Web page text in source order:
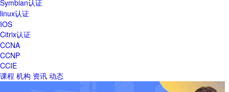
Symbian认证
linux认证
IOS
Citrix认证
CCNA
CCNP
CCIE
课程 机构 资讯 动态